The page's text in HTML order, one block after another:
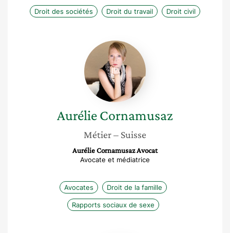
Droit des sociétés Droit du travail Droit civil
Aurélie
Cornamusaz
AurélieCornamusaz
Métier– Suisse
Aurélie Cornamusaz Avocat
Avocate et médiatrice
Avocates Droit de la famille
Rapports sociaux de sexe